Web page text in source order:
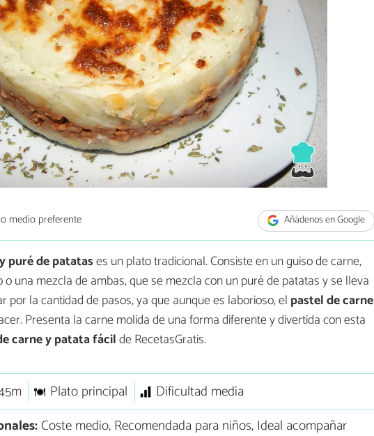
medio preferente Añádenos en Google
puré de patatases un plato tradicional. Consiste en un guiso de carne,
una mezcla de ambas, que se mezcla con un puré de patatas y se lleva
por la cantidad de pasos, ya que aunque es laborioso, el pastel de carne
Presenta la carne molida de una forma diferente y divertida con esta
carne y patata fácilde RecetasGratis.
Plato principal
Dificultad media
Coste medio, Recomendada para niños, Ideal acompañar